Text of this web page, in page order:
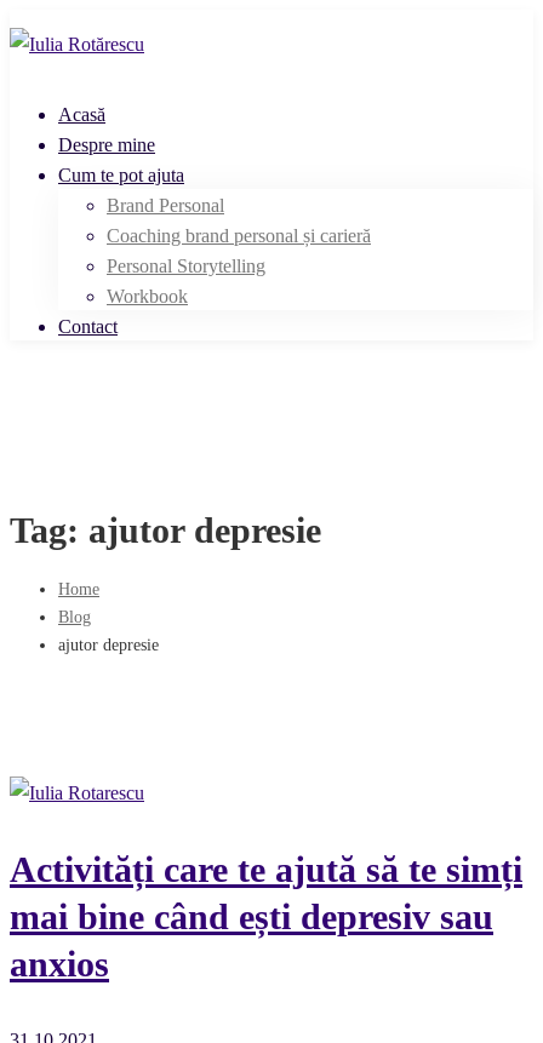
Acasă
Despre mine
Cum te pot ajuta
Brand Personal
Coaching brand personal și carieră
Personal Storytelling
Workbook
Contact
Tag: ajutor depresie
Home
Blog
ajutor depresie
Activități care te ajută să te simți
mai bine când ești depresiv sau
anxios